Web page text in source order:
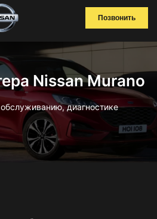
Позвонить
Nissan Murano
диагностике